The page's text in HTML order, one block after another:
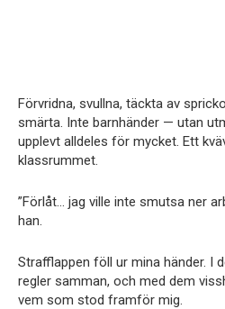
Förvridna, svullna, täckta av
smärta. Inte barnhänder — utan
upplevt alldeles för mycket. Ett
klassrummet.
”Förlåt… jag ville inte smutsa ner
han.
Strafflappen föll ur mina händer. I
regler samman, och med dem
vem som stod framför mig.